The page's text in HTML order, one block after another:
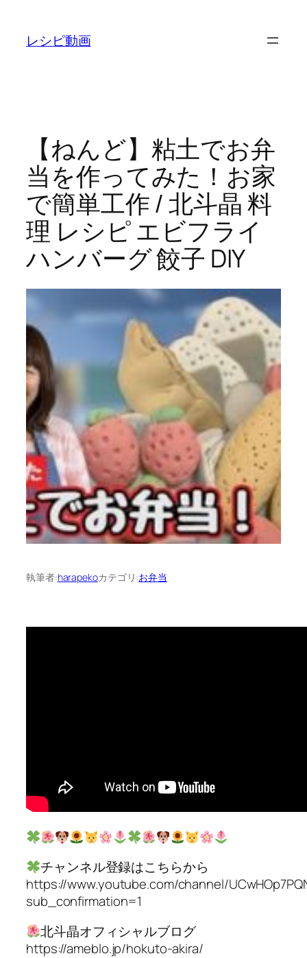
レシピ動画
【ねんど】粘土でお弁
当を作ってみた！お家
で簡単工作 / 北斗晶 料
理 レシピ エビフライ
ハンバーグ 餃子 DIY
執筆者:harapekoカテゴリ:お弁当
チャンネル登録はこちらから
https://www.youtube.com/channel/
sub_confirmation=1
北斗晶オフィシャルブログ
https://ameblo.jp/hokuto-akira/